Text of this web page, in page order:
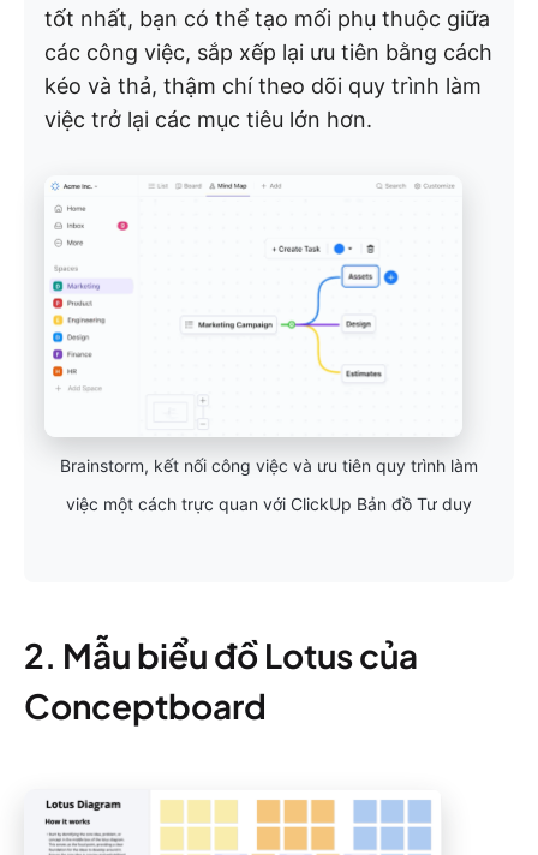
tốt nhất, bạn có thể tạo mối phụ thuộc giữa
các công việc, sắp xếp lại ưu tiên bằng cách
kéo và thả, thậm chí theo dõi quy trình làm
việc trở lại các mục tiêu lớn hơn.
Brainstorm, kết nối công việc và ưu tiên quy trình làm
việc một cách trực quan với ClickUp Bản đồ Tư duy
2. Mẫu biểu đồ Lotus của
Conceptboard